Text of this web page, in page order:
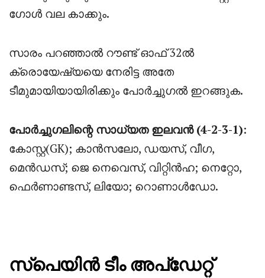
ഗോൾ വല കാക്കും.
സാരം പറഞ്ഞാൽ റൗണ്ട് ഓഫ് 32ൽ
ക്രൊയേഷ്യയെ നേരിട്ട അതേ
ടീമുമായിയായിരിക്കും പോർച്ചുഗൽ ഇറങ്ങുക.
പോർച്ചുഗലിന്റെ സാധ്യത ഇലവൻ (4-2-3-1):
കോസ്റ്റ(GK); കാൻസലോ, ഡയസ്, വീഗ,
മെൻഡസ്; ജെ നെവെസ്, വിറ്റിൻഹ; നെറ്റോ,
ഫെർണാണ്ടസ്, ലിയോ; റൊണാൾഡോ.
സ്പെയിൻ ടീം അപ്ഡേറ്റ്